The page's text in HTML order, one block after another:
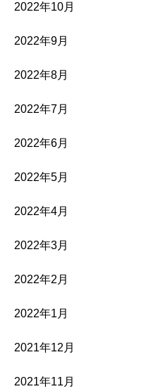
2022年10月
2022年9月
2022年8月
2022年7月
2022年6月
2022年5月
2022年4月
2022年3月
2022年2月
2022年1月
2021年12月
2021年11月